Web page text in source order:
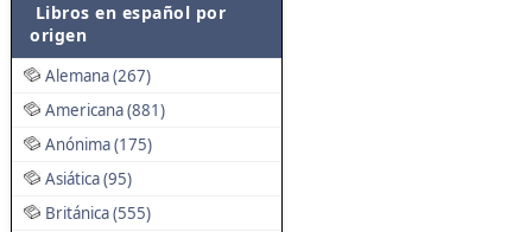
Libros en español por
origen
Alemana (267)
Americana (881)
Anónima (175)
Asiática (95)
Británica (555)